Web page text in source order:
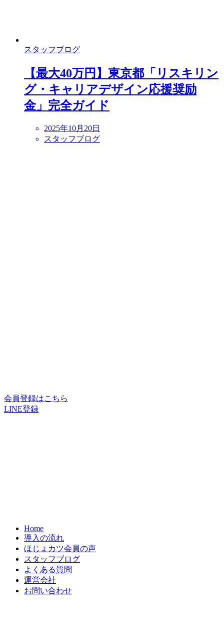
スタッフブログ
【最大40万円】東京都「リスキリン
グ・キャリアデザイン応援奨励
金」完全ガイド
2025年10月20日
スタッフブログ
会員登録はこちら
LINE登録
Home
導入の流れ
ほじょカツ会員の声
スタッフブログ
よくある質問
運営会社
お問い合わせ